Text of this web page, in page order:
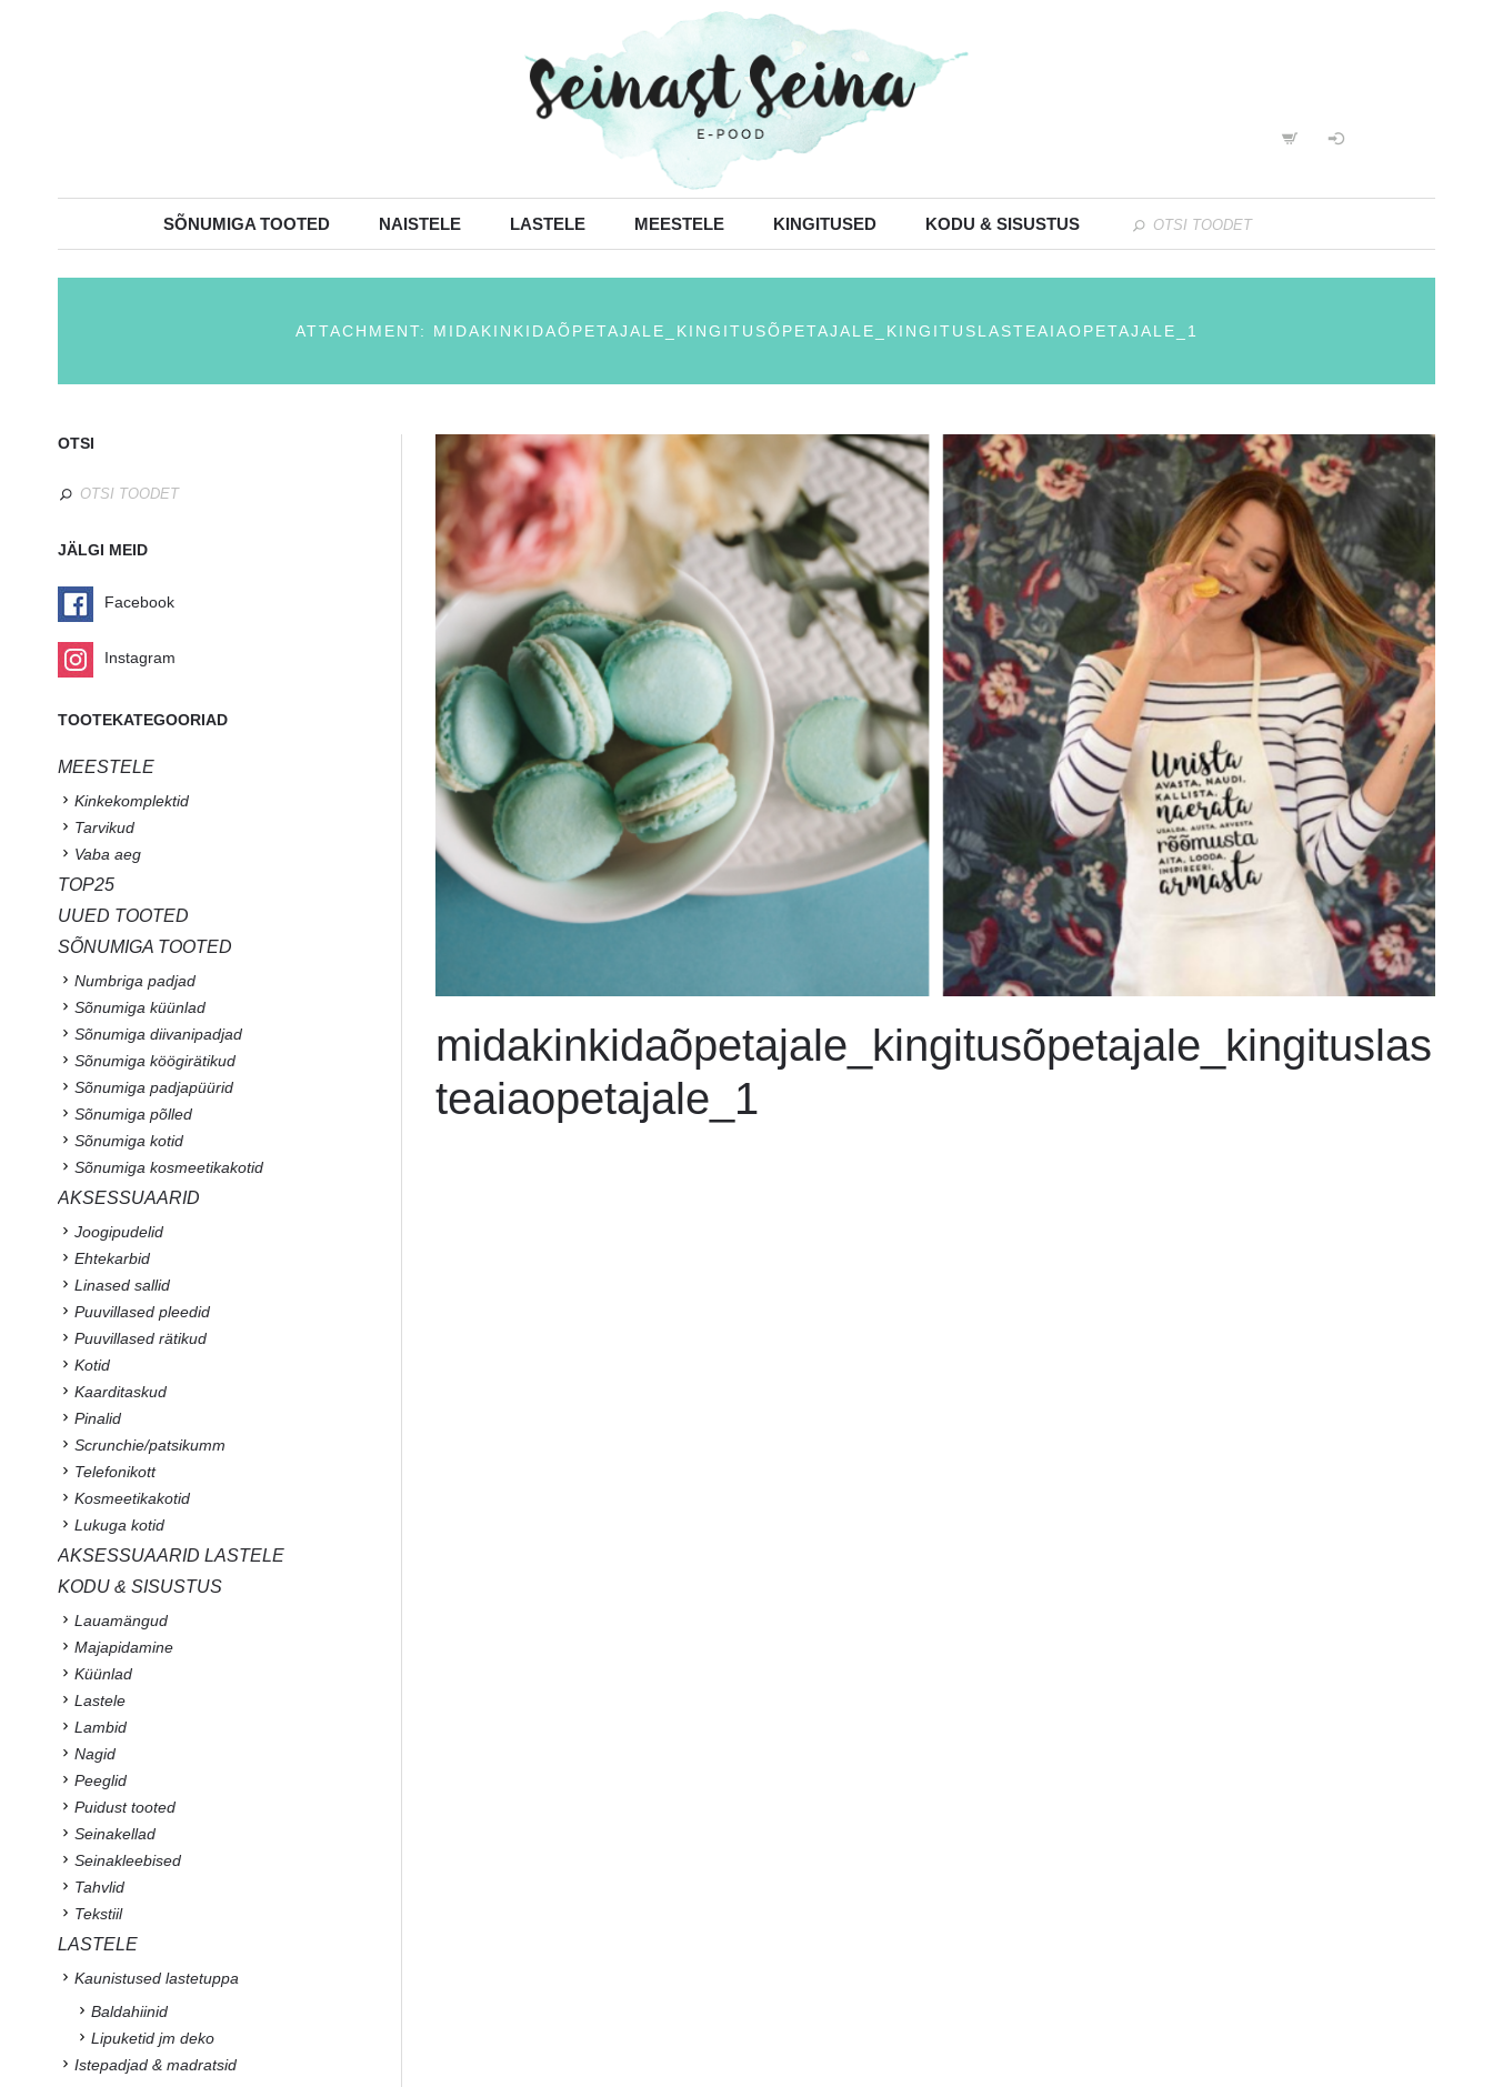
SÕNUMIGA TOOTED NAISTELE LASTELE MEESTELE KINGITUSED KODU & SISUSTUS
ATTACHMENT: MIDAKINKIDAÕPETAJALE_KINGITUSÕPETAJALE_KINGITUSLASTEAIAOPETAJALE_1
midakinkidaõpetajale_kingitusõpetajale_kingituslas
teaiaopetajale_1
OTSI
JÄLGI MEID
Facebook
Instagram
TOOTEKATEGOORIAD
MEESTELE
Kinkekomplektid
Tarvikud
Vaba aeg
TOP25
UUED TOOTED
SÕNUMIGA TOOTED
Numbriga padjad
Sõnumiga küünlad
Sõnumiga diivanipadjad
Sõnumiga köögirätikud
Sõnumiga padjapüürid
Sõnumiga põlled
Sõnumiga kotid
Sõnumiga kosmeetikakotid
AKSESSUAARID
Joogipudelid
Ehtekarbid
Linased sallid
Puuvillased pleedid
Puuvillased rätikud
Kotid
Kaarditaskud
Pinalid
Scrunchie/patsikumm
Telefonikott
Kosmeetikakotid
Lukuga kotid
AKSESSUAARID LASTELE
KODU & SISUSTUS
Lauamängud
Majapidamine
Küünlad
Lastele
Lambid
Nagid
Peeglid
Puidust tooted
Seinakellad
Seinakleebised
Tahvlid
Tekstiil
LASTELE
Kaunistused lastetuppa
Baldahiinid
Lipuketid jm deko
Istepadjad & madratsid